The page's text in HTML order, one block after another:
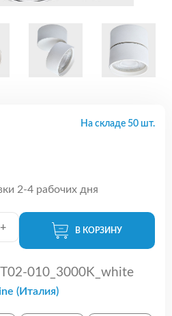
На складе 50 шт.
2-4 рабочих дня
+ В КОРЗИНУ
010_3000K_white
(Италия)